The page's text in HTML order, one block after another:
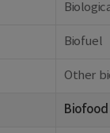
Biofuel
Other